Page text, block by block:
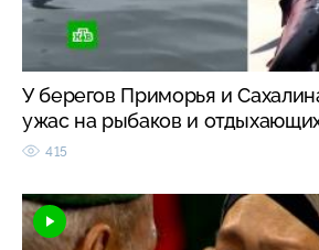
У берегов Приморья и
ужас на рыбаков и
415